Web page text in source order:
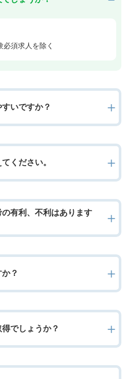
須求人を除く
いですか？
ください。
有利、不利はあります
？
でしょうか？